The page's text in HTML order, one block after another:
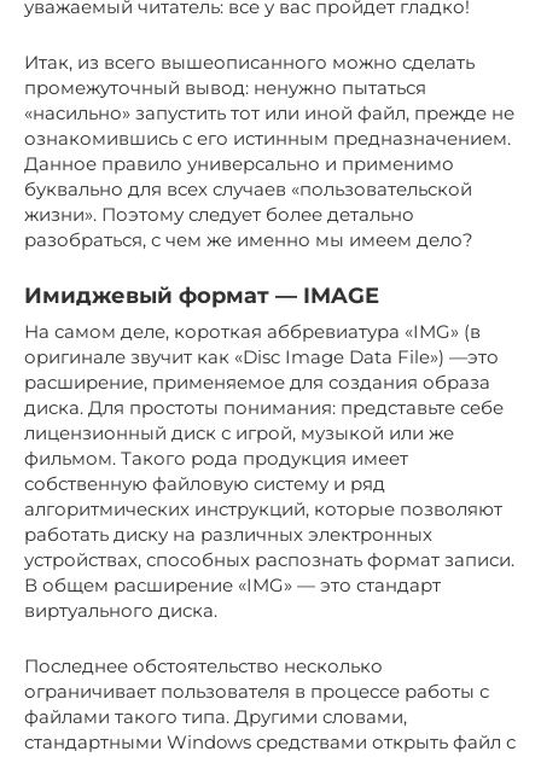
уважаемый читатель: все у вас пройдет гладко!
Итак, из всего вышеописанного можно сделать
промежуточный вывод: ненужно пытаться
«насильно» запустить тот или иной файл, прежде не
ознакомившись с его истинным предназначением.
Данное правило универсально и применимо
буквально для всех случаев «пользовательской
жизни». Поэтому следует более детально
разобраться, с чем же именно мы имеем дело?
Имиджевый формат — IMAGE
На самом деле, короткая аббревиатура «IMG» (в
оригинале звучит как «Disc Image Data File») —это
расширение, применяемое для создания образа
диска. Для простоты понимания: представьте себе
лицензионный диск с игрой, музыкой или же
фильмом. Такого рода продукция имеет
собственную файловую систему и ряд
алгоритмических инструкций, которые позволяют
работать диску на различных электронных
устройствах, способных распознать формат записи.
В общем расширение «IMG» — это стандарт
виртуального диска.
Последнее обстоятельство несколько
ограничивает пользователя в процессе работы с
файлами такого типа. Другими словами,
стандартными Windows средствами открыть файл с